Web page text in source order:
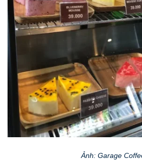
Ảnh: Garage